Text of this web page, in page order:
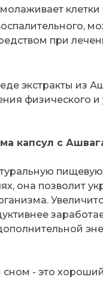
клетки
при
экстракты из
физического и
капсул с
она позволит
- это